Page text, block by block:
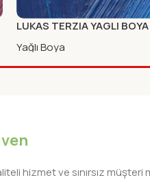
LUKAS TERZIA YAGLI BOYA
75ml CERULEAN MAVI
Yağlı Boya
hizmet ve sınırsız